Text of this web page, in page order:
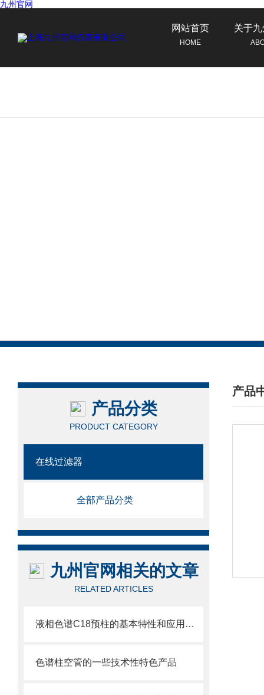
九州官网
网站首页
HOME
关于
产品分类
PRODUCT CATEGORY
在线过滤器
全部产品分类
九州官网相关的文章
RELATED ARTICLES
液相色谱C18预柱的基本特性和应用分享
色谱柱空管的一些技术性特色产品
产品
/